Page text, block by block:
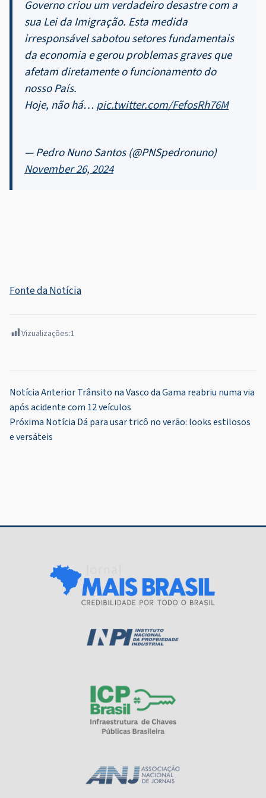
Governo criou um verdadeiro desastre com a
sua Lei da Imigração. Esta medida
irresponsável sabotou setores fundamentais
da economia e gerou problemas graves que
afetam diretamente o funcionamento do
nosso País.
Hoje, não há… pic.twitter.com/FefosRh76M
— Pedro Nuno Santos (@PNSpedronuno)
November 26, 2024
Fonte da Notícia
Vizualizações:1
Navegação
de
Post
Notícia AnteriorTrânsito na Vasco da Gama reabriu numa via
após acidente com 12 veículos
Próxima Notícia Dá para usar tricô no verão: looks estilosos
e versáteis